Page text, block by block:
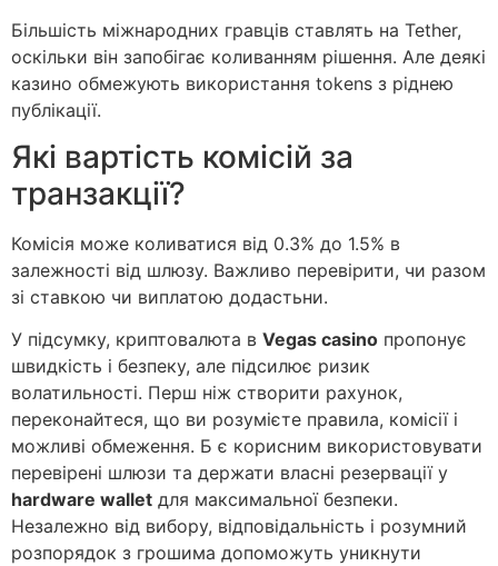
Більшість міжнародних гравців ставлять на Tether,
оскільки він запобігає коливанням рішення. Але деякі
казино обмежують використання tokens з ріднею
публікації.
Які вартість комісій за
транзакції?
Комісія може коливатися від 0.3% до 1.5% в
залежності від шлюзу. Важливо перевірити, чи разом
зі ставкою чи виплатою додастьни.
У підсумку, криптовалюта в Vegas casino пропонує
швидкість і безпеку, але підсилює ризик
волатильності. Перш ніж створити рахунок,
переконайтеся, що ви розумієте правила, комісії і
можливі обмеження. Б є корисним використовувати
перевірені шлюзи та держати власні резервації у
hardware wallet для максимальної безпеки.
Незалежно від вибору, відповідальність і розумний
розпорядок з грошима допоможуть уникнути